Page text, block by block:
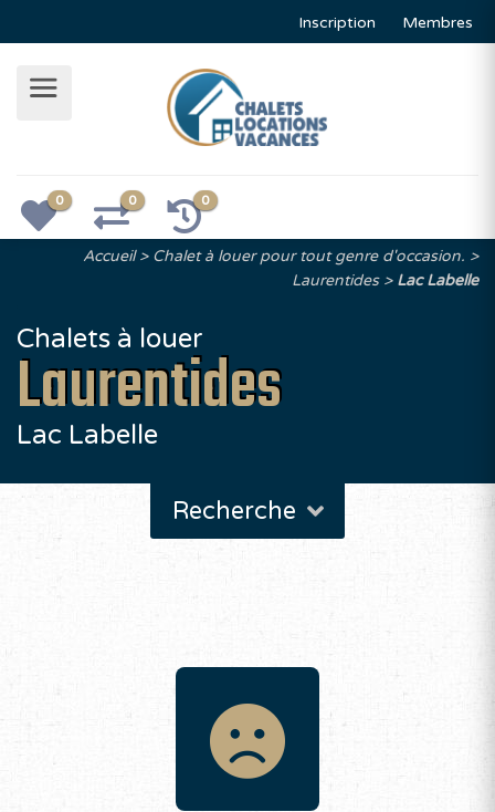
Inscription Membres
0 0 0
Accueil
Chalet à louer pour tout genre d'occasion.
Laurentides
Lac Labelle
Chalets à louer
Laurentides
Lac Labelle
Recherche